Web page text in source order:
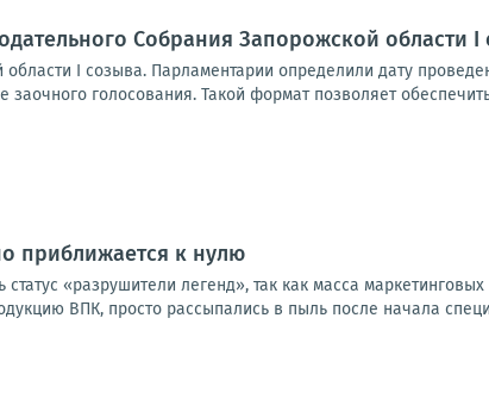
Собрания Запорожской области I
I созыва. Парламентарии определили дату
голосования. Такой формат позволяет
приближается к нулю
«разрушители легенд», так как масса
ВПК, просто рассыпались в пыль после начала